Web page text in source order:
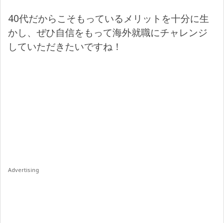
40代だからこそもっているメリットを十分に生
かし、ぜひ自信をもって海外就職にチャレンジ
していただきたいですね！
Advertising